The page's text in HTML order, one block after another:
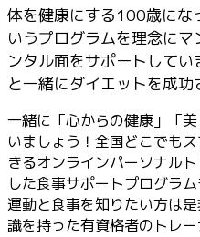
体を健康にする100歳にな
いうプログラムを理念に
ンタル面をサポートして
と一緒にダイエットを成功
一緒に「心からの健康」「
いましょう！全国どこでも
きるオンラインパーソナル
した食事サポートプログラ
運動と食事を知りたい方は
識を持った有資格者のトレ